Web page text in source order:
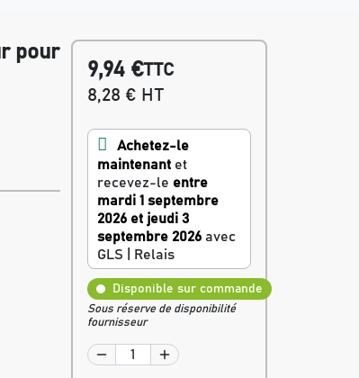
pour
9,94 €TTC
8,28 € HT
Achetez-le
maintenantet
recevez-le entre
mardi 1 septembre
2026 et jeudi 3
septembre 2026 avec
GLS | Relais
Disponible sur commande
Sous réserve de disponibilité
fournisseur